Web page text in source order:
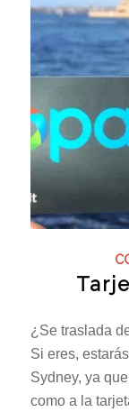
¿Se traslada
Si eres,
Sydney, ya
como a la